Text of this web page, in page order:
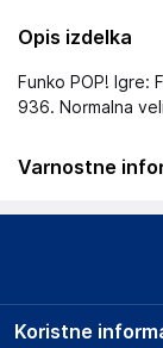
Opis izdelka
Funko POP! Igre:
936. Normalna
Varnostne
Podatki o
Funko LLC
Koristne